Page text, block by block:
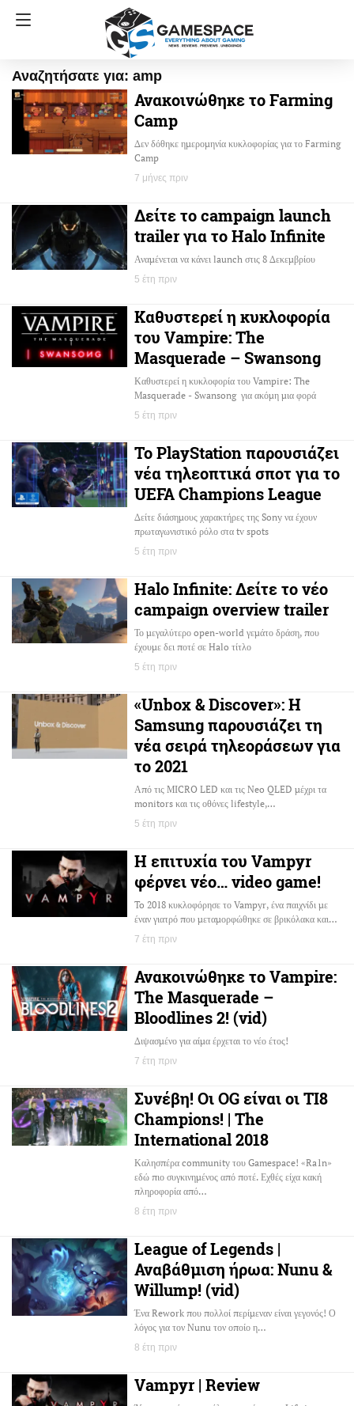
Αναζητήσατε για: amp
Ανακοινώθηκε το Farming
Camp
Δεν δόθηκε ημερομηνία κυκλοφορίας για το Farming
Camp
7 μήνες πριν
Δείτε το campaign launch
trailer για το Halo Infinite
Αναμένεται να κάνει launch στις 8 Δεκεμβρίου
5 έτη πριν
Καθυστερεί η κυκλοφορία
του Vampire: The
Masquerade – Swansong
Καθυστερεί η κυκλοφορία του Vampire: The
Masquerade - Swansong για ακόμη μια φορά
5 έτη πριν
Το PlayStation παρουσιάζει
νέα τηλεοπτικά σποτ για το
UEFA Champions League
Δείτε διάσημους χαρακτήρες της Sony να έχουν
πρωταγωνιστικό ρόλο στα tv spots
5 έτη πριν
Halo Infinite: Δείτε το νέο
campaign overview trailer
Το μεγαλύτερο open-world γεμάτο δράση, που
έχουμε δει ποτέ σε Halo τίτλο
5 έτη πριν
«Unbox & Discover»: H
Samsung παρουσιάζει τη
νέα σειρά τηλεοράσεων για
το 2021
Από τις MICRO LED και τις Neo QLED μέχρι τα
monitors και τις οθόνες lifestyle,…
5 έτη πριν
Η επιτυχία του Vampyr
φέρνει νέο… video game!
To 2018 κυκλοφόρησε το Vampyr, ένα παιχνίδι με
έναν γιατρό που μεταμορφώθηκε σε βρικόλακα και…
7 έτη πριν
Ανακοινώθηκε το Vampire:
The Masquerade –
Bloodlines 2! (vid)
Διψασμένο για αίμα έρχεται το νέο έτος!
7 έτη πριν
Συνέβη! Οι OG είναι οι TI8
Champions! | The
International 2018
Καλησπέρα community του Gamespace! «Ra1n»
εδώ πιο συγκινημένος από ποτέ. Εχθές είχα κακή
πληροφορία από…
8 έτη πριν
League of Legends |
Αναβάθμιση ήρωα: Nunu &
Willump! (vid)
Ένα Rework που πολλοί περίμεναν είναι γεγονός! Ο
λόγος για τον Nunu τον οποίο η…
8 έτη πριν
Vampyr | Review